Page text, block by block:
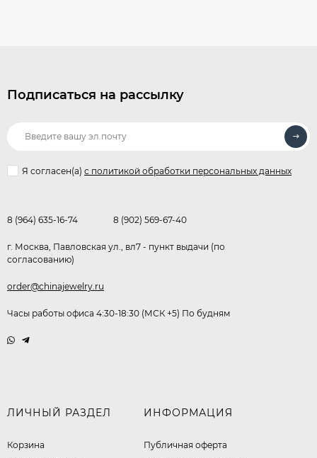
Подписаться на рассылку
Я согласен(a) с политикой обработки персональных данных
8 (964) 635-16-74 8 (902) 569-67-40
г. Москва, Павловская ул., вл7 - пункт выдачи (по
согласованию)
order@chinajewelry.ru
Часы работы офиса 4:30-18:30 (МСК +5) По будням
ЛИЧНЫЙ РАЗДЕЛ
Корзина
ИНФОРМАЦИЯ
Публичная оферта